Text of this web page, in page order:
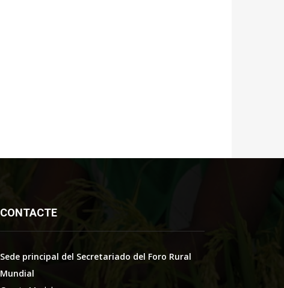
CONTACTE
Sede principal del Secretariado del Foro Rural
Mundial